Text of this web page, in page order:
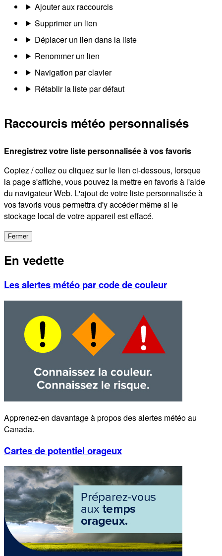
Ajouter aux raccourcis
Supprimer un lien
Déplacer un lien dans la liste
Renommer un lien
Navigation par clavier
Rétablir la liste par défaut
Raccourcis météo personnalisés
Enregistrez votre liste personnalisée à vos favoris
Copiez / collez ou cliquez sur le lien ci-dessous, lorsque
la page s'affiche, vous pouvez la mettre en favoris à l'aide
du navigateur Web. L'ajout de votre liste personnalisée à
vos favoris vous permettra d'y accéder même si le
stockage local de votre appareil est effacé.
Fermer
En vedette
Les alertes météo par code de couleur
Apprenez-en davantage à propos des alertes météo au
Canada.
Cartes de potentiel orageux